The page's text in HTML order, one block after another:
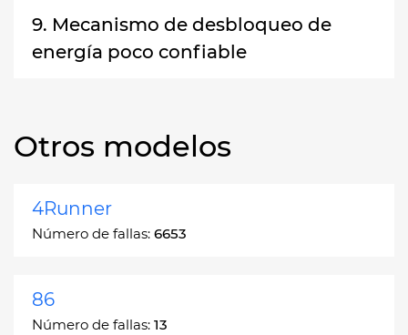
9. Mecanismo de desbloqueo de
energía poco confiable
Otros modelos
4Runner
Número de fallas: 6653
86
Número de fallas: 13